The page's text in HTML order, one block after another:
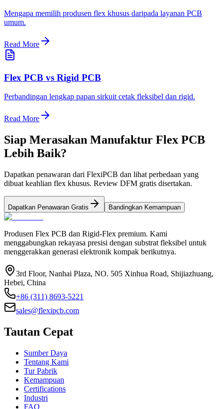
Mengapa memilih produsen flex khusus daripada layanan PCB
umum.
Read More
Flex PCB vs Rigid PCB
Perbandingan lengkap papan sirkuit cetak fleksibel dan rigid.
Read More
Siap Merasakan Manufaktur Flex PCB
Lebih Baik?
Dapatkan penawaran dari FlexiPCB dan lihat perbedaan yang
dibuat keahlian flex khusus. Review DFM gratis disertakan.
Dapatkan Penawaran Gratis Bandingkan Kemampuan
Produsen Flex PCB dan Rigid-Flex premium. Kami
menggabungkan rekayasa presisi dengan substrat fleksibel untuk
menggerakkan generasi elektronik kompak berikutnya.
3rd Floor, Nanhai Plaza, NO. 505 Xinhua Road, Shijiazhuang,
Hebei, China
+86 (311) 8693-5221
sales@flexipcb.com
Tautan Cepat
Sumber Daya
Tentang Kami
Tur Pabrik
Kemampuan
Certifications
Industri
FAQ